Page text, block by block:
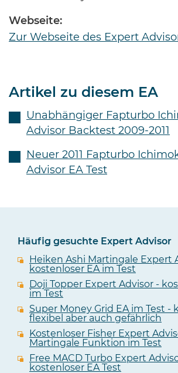
Webseite:
Zur Webseite des Expert
Artikel zu diesem EA
Unabhängiger Fapturbo
Advisor Backtest 2009-2011
Neuer 2011 Fapturbo
Advisor EA Test
Häufig gesuchte Expert Advisor
Heiken Ashi Martingale Expert
kostenloser EA im Test
Doji Topper Expert Advisor -
im Test
Super Money Grid EA im Test -
flexibel aber auch gefährlich
Kostenloser Fisher Expert
Martingale Funktion im Test
Free MACD Turbo Expert
kostenloser EA Test